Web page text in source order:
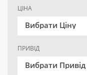
ЦІНА
Вибрати Ціну
ПРИВІД
Вибрати Привід